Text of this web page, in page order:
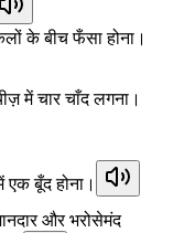
के बीच फँसा होना।
में चार चाँद लगना।
एक बूँद होना।
और भरोसेमंद